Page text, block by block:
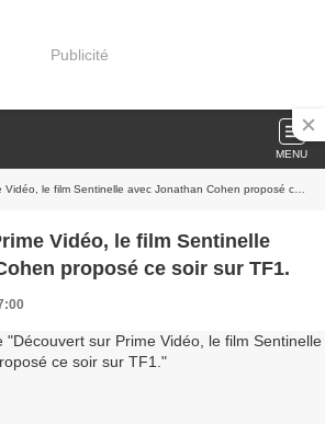
Publicité
MENU
le film Sentinelle avec Jonathan Cohen proposé ce soir sur TF1.
Vidéo, le film Sentinelle
proposé ce soir sur TF1.